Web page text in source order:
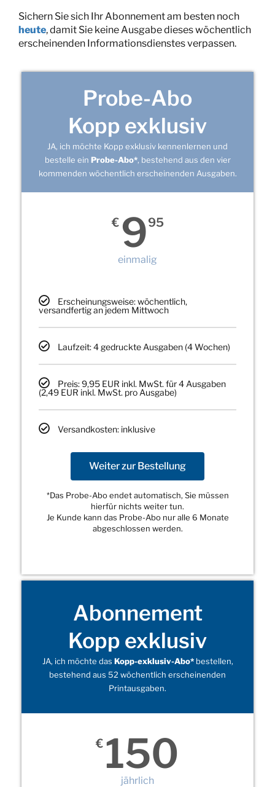
Sichern Sie sich Ihr Abonnement am besten noch
heute, damit Sie keine Ausgabe dieses wöchentlich
erscheinenden Informationsdienstes verpassen.
Probe-Abo
Kopp exklusiv
JA, ich möchte Kopp exklusiv kennenlernen und
bestelle ein Probe-Abo*, bestehend aus den vier
kommenden wöchentlich erscheinenden Ausgaben.
€ 995
einmalig
Erscheinungsweise: wöchentlich,
versandfertig an jedem Mittwoch
Laufzeit: 4 gedruckte Ausgaben (4 Wochen)
Preis: 9,95 EUR inkl. MwSt. für 4 Ausgaben
(2,49 EUR inkl. MwSt. pro Ausgabe)
Versandkosten: inklusive
Weiter zur Bestellung
*Das Probe-Abo endet automatisch, Sie müssen
hierfür nichts weiter tun.
Je Kunde kann das Probe-Abo nur alle 6 Monate
abgeschlossen werden.
Abonnement
Kopp exklusiv
JA, ich möchte das Kopp-exklusiv-Abo*bestellen,
bestehend aus 52 wöchentlich erscheinenden
Printausgaben.
€ 150
jährlich